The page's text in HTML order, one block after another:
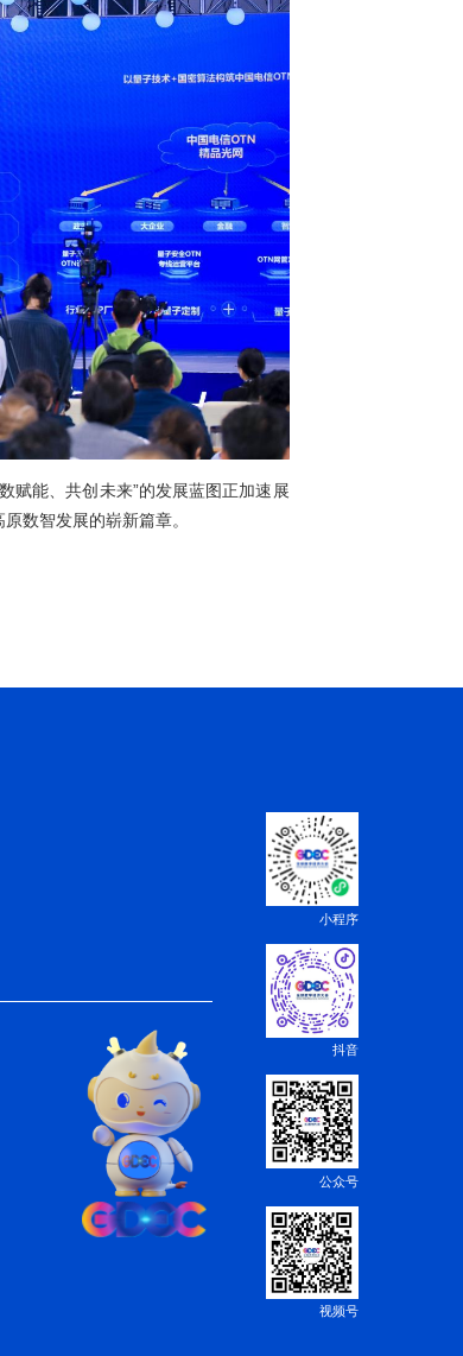
力量，深度参与算力赋能、数字AI融合、数字经济
最后一公里”“智算驱动启新程，量子筑安固防线”几
化解决方案。从构建绿色高效的算力网络，到推动
全中的创新实践，系统展现了数字技术在拉萨的多
域高原，一幅“以数赋能、共创未来”的发展蓝图正加
力谱写新时代高原数智发展的崭新篇章。